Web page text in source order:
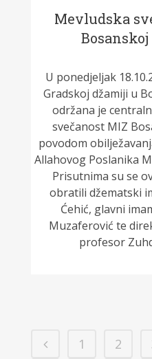
Mevludska
U ponedjeljak
Gradskoj džamiji u
održana je
svečanost MIZ
povodom
Allahovog Poslanika
Prisutnima su se
obratili džematski
Ćehić, glavni
Muzaferović te
profesor
1 2